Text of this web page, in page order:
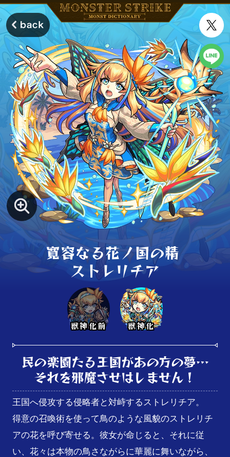
寛容なる花ノ国の精
ストレリチア
獣神化前 獣神化
民の楽園たる王国があの方の夢…
それを邪魔させはしません！
王国へ侵攻する侵略者と対峙するストレリチア。
得意の召喚術を使って鳥のような風貌のストレリチ
アの花を呼び寄せる。彼女が命じると、それに従
い、花々は本物の鳥さながらに華麗に舞いながら、